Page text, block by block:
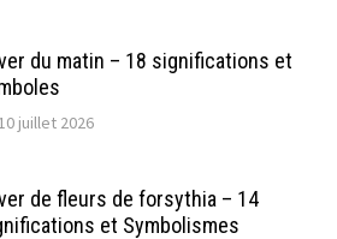
du matin – 18 significations et
10 juillet 2026
de fleurs de forsythia – 14
et Symbolismes